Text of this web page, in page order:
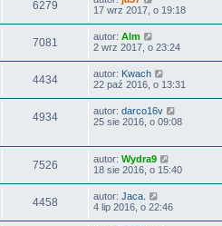
6279
17 wrz 2017, o 19:18
7081 autor: Alm
2 wrz 2017, o 23:24
4434 autor: Kwach
22 paź 2016, o 13:31
4934 autor: darco16v
25 sie 2016, o 09:08
7526 autor: Wydra9
18 sie 2016, o 15:40
4458 autor: Jaca.
4 lip 2016, o 22:46